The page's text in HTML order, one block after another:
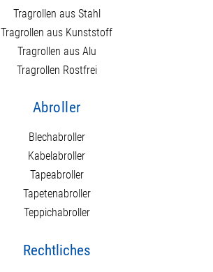
Tragrollen aus Stahl
Tragrollen aus Kunststoff
Tragrollen aus Alu
Tragrollen Rostfrei
Abroller
Blechabroller
Kabelabroller
Tapeabroller
Tapetenabroller
Teppichabroller
Rechtliches